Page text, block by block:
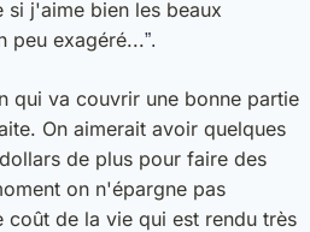
si j'aime bien les beaux
peu exagéré...”.
qui va couvrir une bonne partie
On aimerait avoir quelques
de plus pour faire des
on n'épargne pas
coût de la vie qui est rendu très